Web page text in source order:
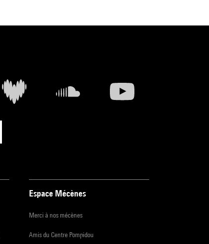
Espace Mécènes
Merci à nos mécènes
Amis du Centre Pompidou